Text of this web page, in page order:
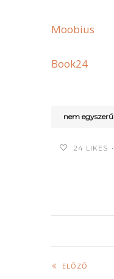
Moobius
Book24
nem egyszerű
24 LIKES
ELŐZŐ